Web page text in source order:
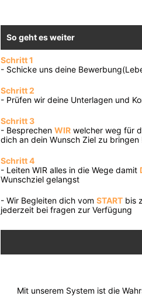
So geht es weiter
Schritt 1
- Schicke uns deine
Schritt 2
- Prüfen wir deine Unterlagen und
Schritt 3
- Besprechen WIR welcher weg für
dich an dein Wunsch Ziel zu bringen
Schritt 4
- Leiten WIR alles in die Wege damit
Wunschziel gelangst
- Wir Begleiten dich vom START bis
jederzeit bei fragen zur Verfügung
Mit unserem System ist die